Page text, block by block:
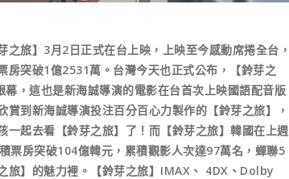
之旅】3月2日正式在台上映，上映至今感動席捲全台，
房突破1億2531萬。台灣今天也正式公布，【鈴芽之
，這也是新海誠導演的電影在台首次上映國語配音版
到新海誠導演投注百分百心力製作的【鈴芽之旅】，
一起去看【鈴芽之旅】了！而【鈴芽之旅】韓國在上週
票房突破104億韓元，累積觀影人次達97萬名，蟬聯5
旅】的魅力裡。【鈴芽之旅】IMAX、 4DX、Dolby